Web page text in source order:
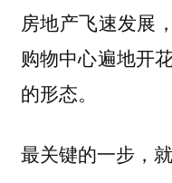
房地产飞速发展
购物中心遍地开
的形态。
最关键的一步，